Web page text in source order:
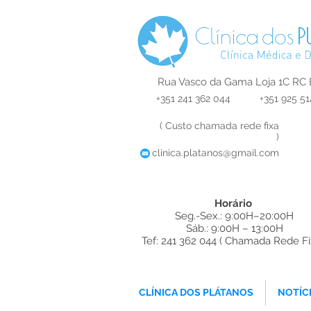
Rua Vasco da Gama Loja 1C
+351 241 362 044 +351 925
( Custo chamada rede fixa
)
clinica.platanos@gmail.com
Horário
Seg.-Sex.: 9:00H–20:00H
Sáb.: 9:00H – 13:00H
Tef: 241 362 044 ( Chamada Rede
CLÍNICA DOS PLÁTANOS